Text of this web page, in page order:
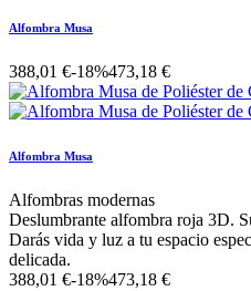
Alfombra Musa
388,01 €-18%473,18 €
Alfombra Musa
Alfombras modernas
Deslumbrante alfombra roja 3D.
Darás vida y luz a tu espacio
delicada.
388,01 €-18%473,18 €